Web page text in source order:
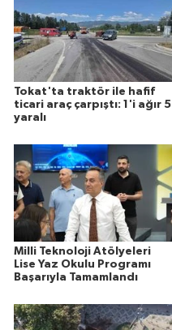
Tokat'ta traktör ile hafif
ticari araç çarpıştı: 1'i ağır 5
yaralı
Milli Teknoloji Atölyeleri
Lise Yaz Okulu Programı
Başarıyla Tamamlandı